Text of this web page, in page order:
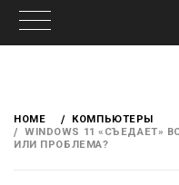
content
HOME
КОМПЬЮТЕРЫ
WINDOWS 11
ИЛИ ПРОБЛЕМА?